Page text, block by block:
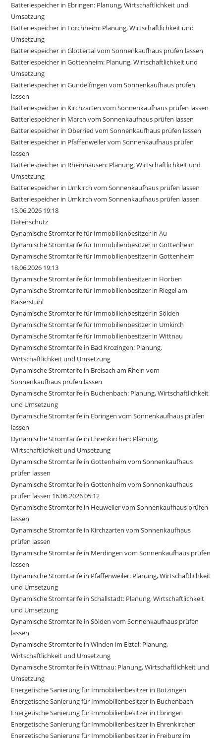
Batteriespeicher in Ebringen: Planung, Wirtschaftlichkeit und
Umsetzung
Batteriespeicher in Forchheim: Planung, Wirtschaftlichkeit und
Umsetzung
Batteriespeicher in Glottertal vom Sonnenkaufhaus prüfen lassen
Batteriespeicher in Gottenheim: Planung, Wirtschaftlichkeit und
Umsetzung
Batteriespeicher in Gundelfingen vom Sonnenkaufhaus prüfen
lassen
Batteriespeicher in Kirchzarten vom Sonnenkaufhaus prüfen lassen
Batteriespeicher in March vom Sonnenkaufhaus prüfen lassen
Batteriespeicher in Oberried vom Sonnenkaufhaus prüfen lassen
Batteriespeicher in Pfaffenweiler vom Sonnenkaufhaus prüfen
lassen
Batteriespeicher in Rheinhausen: Planung, Wirtschaftlichkeit und
Umsetzung
Batteriespeicher in Umkirch vom Sonnenkaufhaus prüfen lassen
Batteriespeicher in Umkirch vom Sonnenkaufhaus prüfen lassen
13.06.2026 19:18
Datenschutz
Dynamische Stromtarife für Immobilienbesitzer in Au
Dynamische Stromtarife für Immobilienbesitzer in Gottenheim
Dynamische Stromtarife für Immobilienbesitzer in Gottenheim
18.06.2026 19:13
Dynamische Stromtarife für Immobilienbesitzer in Horben
Dynamische Stromtarife für Immobilienbesitzer in Riegel am
Kaiserstuhl
Dynamische Stromtarife für Immobilienbesitzer in Sölden
Dynamische Stromtarife für Immobilienbesitzer in Umkirch
Dynamische Stromtarife für Immobilienbesitzer in Wittnau
Dynamische Stromtarife in Bad Krozingen: Planung,
Wirtschaftlichkeit und Umsetzung
Dynamische Stromtarife in Breisach am Rhein vom
Sonnenkaufhaus prüfen lassen
Dynamische Stromtarife in Buchenbach: Planung, Wirtschaftlichkeit
und Umsetzung
Dynamische Stromtarife in Ebringen vom Sonnenkaufhaus prüfen
lassen
Dynamische Stromtarife in Ehrenkirchen: Planung,
Wirtschaftlichkeit und Umsetzung
Dynamische Stromtarife in Gottenheim vom Sonnenkaufhaus
prüfen lassen
Dynamische Stromtarife in Gottenheim vom Sonnenkaufhaus
prüfen lassen 16.06.2026 05:12
Dynamische Stromtarife in Heuweiler vom Sonnenkaufhaus prüfen
lassen
Dynamische Stromtarife in Kirchzarten vom Sonnenkaufhaus
prüfen lassen
Dynamische Stromtarife in Merdingen vom Sonnenkaufhaus prüfen
lassen
Dynamische Stromtarife in Pfaffenweiler: Planung, Wirtschaftlichkeit
und Umsetzung
Dynamische Stromtarife in Schallstadt: Planung, Wirtschaftlichkeit
und Umsetzung
Dynamische Stromtarife in Sölden vom Sonnenkaufhaus prüfen
lassen
Dynamische Stromtarife in Winden im Elztal: Planung,
Wirtschaftlichkeit und Umsetzung
Dynamische Stromtarife in Wittnau: Planung, Wirtschaftlichkeit und
Umsetzung
Energetische Sanierung für Immobilienbesitzer in Bötzingen
Energetische Sanierung für Immobilienbesitzer in Buchenbach
Energetische Sanierung für Immobilienbesitzer in Ebringen
Energetische Sanierung für Immobilienbesitzer in Ehrenkirchen
Energetische Sanierung für Immobilienbesitzer in Freiburg im